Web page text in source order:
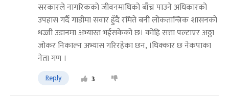
सरकारले नागरिकको जीवनमाथिको बाँच्न पाउने अधिकारको
उपहास गर्दै गाडीमा सवार हुँदै रमिते बनी लोकतान्त्रिक शासनको
धज्जी उडानमा अभ्यास्त भईसकेको छ। कोहि सत्ता पल्टाएर अठ्ठा
जोकर निकाल्न अभ्यास गरिरहेका छन, ।घिक्कार छ नेकपाका
नेता गण ।
Reply 3